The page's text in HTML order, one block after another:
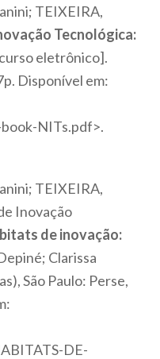
TEIXEIRA,
Tecnológica:
eletrônico].
Disponível em:
NITs.pdf>.
TEIXEIRA,
Inovação
de inovação:
Clarissa
São Paulo: Perse,
DE-